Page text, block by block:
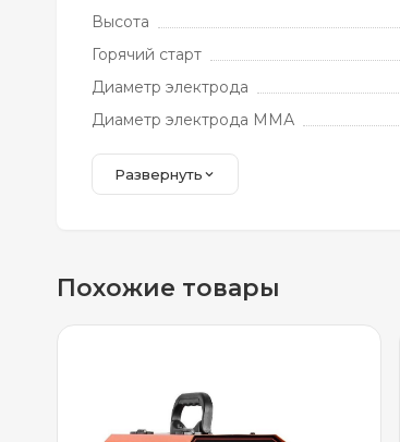
Высота
Горячий старт
Диаметр электрода
Диаметр электрода ММА
Развернуть
Похожие товары